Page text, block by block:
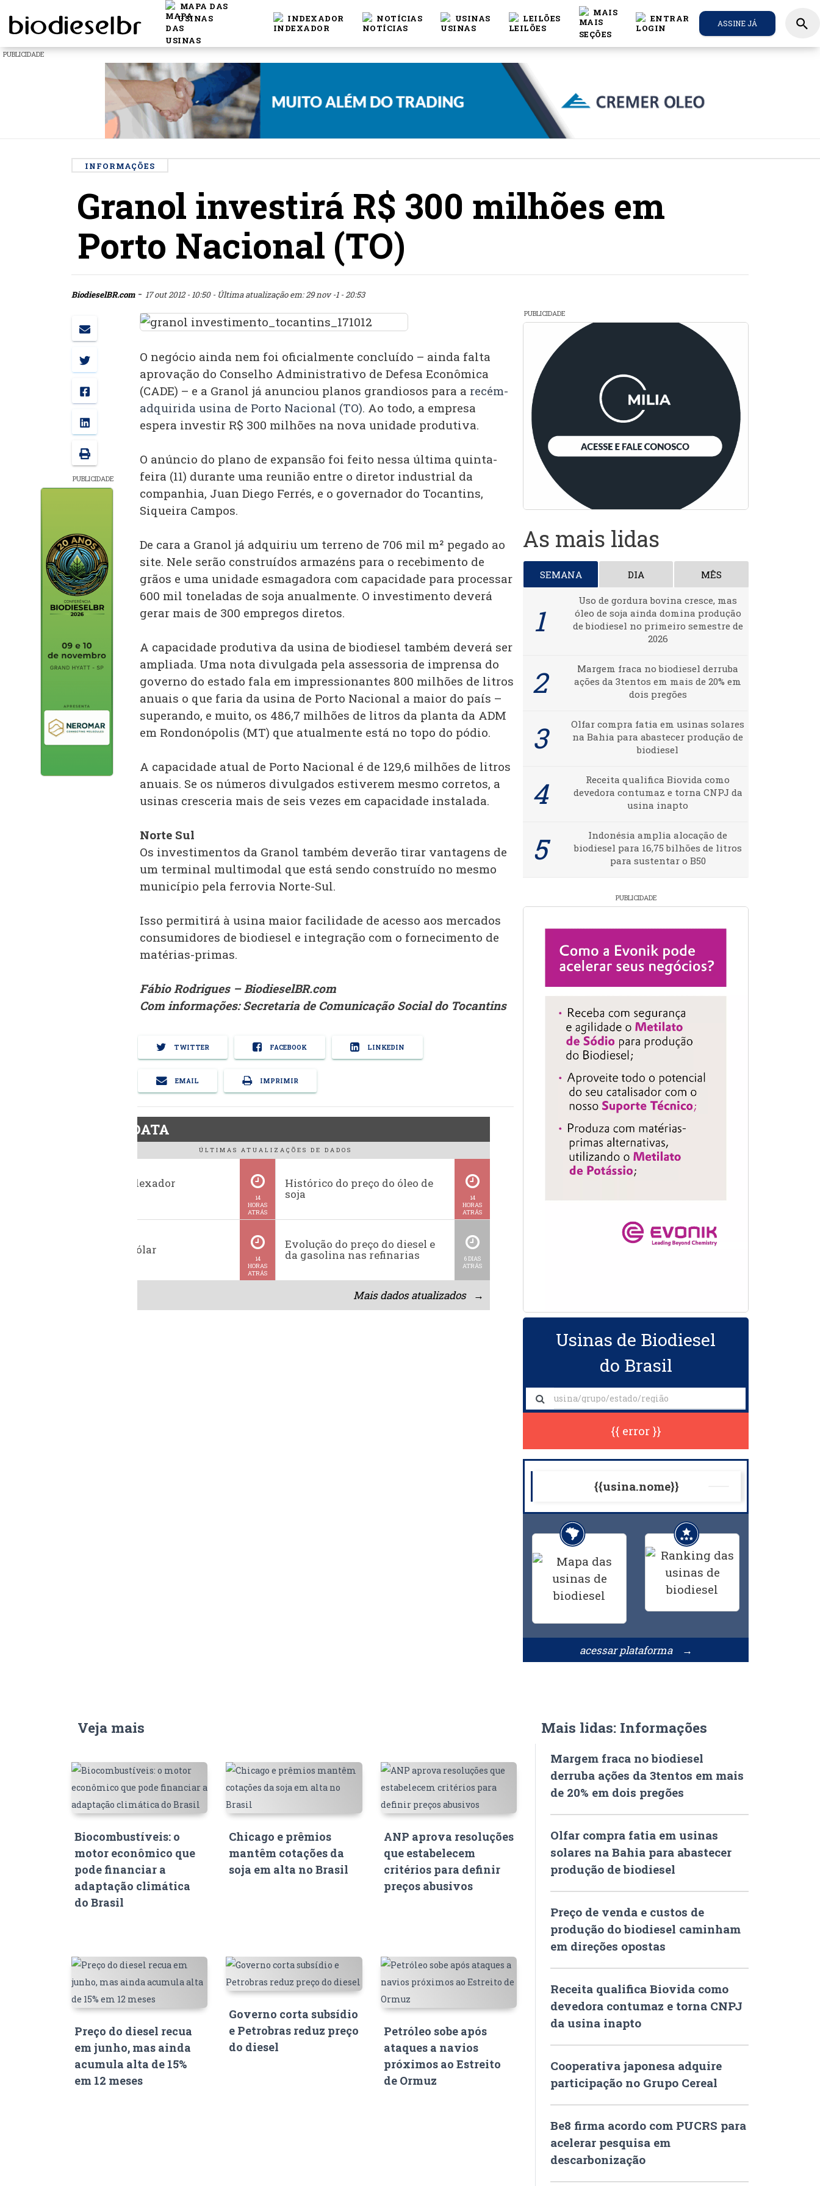
MAPA DAS
USINAS
INDEXADOR NOTÍCIAS USINAS LEILÕES
MAIS
ENTRAR ASSINE JÁ search
PUBLICIDADE
INFORMAÇÕES
Granol investirá R$ 300 milhões em
Porto Nacional (TO)
BiodieselBR.com- 17 out 2012 - 10:50 - Última atualização em: 29 nov -1 - 20:53
PUBLICIDADE
O negócio ainda nem foi oficialmente concluído – ainda falta
aprovação do Conselho Administrativo de Defesa Econômica
(CADE) – e a Granol já anunciou planos grandiosos para a recém-
adquirida usina de Porto Nacional (TO). Ao todo, a empresa
espera investir R$ 300 milhões na nova unidade produtiva.
O anúncio do plano de expansão foi feito nessa última quinta-
feira (11) durante uma reunião entre o diretor industrial da
companhia, Juan Diego Ferrés, e o governador do Tocantins,
Siqueira Campos.
De cara a Granol já adquiriu um terreno de 706 mil m² pegado ao
site. Nele serão construídos armazéns para o recebimento de
grãos e uma unidade esmagadora com capacidade para processar
600 mil toneladas de soja anualmente. O investimento deverá
gerar mais de 300 empregos diretos.
A capacidade produtiva da usina de biodiesel também deverá ser
ampliada. Uma nota divulgada pela assessoria de imprensa do
governo do estado fala em impressionantes 800 milhões de litros
anuais o que faria da usina de Porto Nacional a maior do país –
superando, e muito, os 486,7 milhões de litros da planta da ADM
em Rondonópolis (MT) que atualmente está no topo do pódio.
A capacidade atual de Porto Nacional é de 129,6 milhões de litros
anuais. Se os números divulgados estiverem mesmo corretos, a
usinas cresceria mais de seis vezes em capacidade instalada.
Norte Sul
Os investimentos da Granol também deverão tirar vantagens de
um terminal multimodal que está sendo construído no mesmo
município pela ferrovia Norte-Sul.
Isso permitirá à usina maior facilidade de acesso aos mercados
consumidores de biodiesel e integração com o fornecimento de
matérias-primas.
Fábio Rodrigues – BiodieselBR.com
Com informações: Secretaria de Comunicação Social do Tocantins
TWITTER FACEBOOK LINKEDIN
EMAIL IMPRIMIR
BiodieselDATA
ÚLTIMAS ATUALIZAÇÕES DE DADOS
Histórico indexador
14
HORAS
ATRÁS
Histórico do preço do óleo de
soja
14
HORAS
ATRÁS
Cotação do dólar
14
HORAS
ATRÁS
Evolução do preço do diesel e
da gasolina nas refinarias
6 DIAS
ATRÁS
Mais dados atualizados →
PUBLICIDADE
As mais lidas
SEMANA DIA MÊS
Uso de gordura bovina cresce, mas
óleo de soja ainda domina produção
de biodiesel no primeiro semestre de
2026
Margem fraca no biodiesel derruba
ações da 3tentos em mais de 20% em
dois pregões
Olfar compra fatia em usinas solares
na Bahia para abastecer produção de
biodiesel
Receita qualifica Biovida como
devedora contumaz e torna CNPJ da
usina inapto
Indonésia amplia alocação de
biodiesel para 16,75 bilhões de litros
para sustentar o B50
PUBLICIDADE
Usinas de Biodiesel
do Brasil
{{ error }}
{{usina.nome}}
acessar plataforma →
Veja mais
Biocombustíveis: o
motor econômico que
pode financiar a
adaptação climática
do Brasil
Chicago e prêmios
mantêm cotações da
soja em alta no Brasil
ANP aprova resoluções
que estabelecem
critérios para definir
preços abusivos
Preço do diesel recua
em junho, mas ainda
acumula alta de 15%
em 12 meses
Governo corta subsídio
e Petrobras reduz preço
do diesel
Petróleo sobe após
ataques a navios
próximos ao Estreito
de Ormuz
Mais lidas: Informações
Margem fraca no biodiesel
derruba ações da 3tentos em mais
de 20% em dois pregões
Olfar compra fatia em usinas
solares na Bahia para abastecer
produção de biodiesel
Preço de venda e custos de
produção do biodiesel caminham
em direções opostas
Receita qualifica Biovida como
devedora contumaz e torna CNPJ
da usina inapto
Cooperativa japonesa adquire
participação no Grupo Cereal
Be8 firma acordo com PUCRS para
acelerar pesquisa em
descarbonização